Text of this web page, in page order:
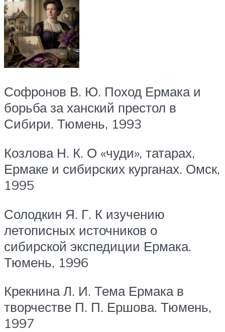
Софронов В. Ю. Поход Ермака и
борьба за ханский престол в
Сибири. Тюмень, 1993
Козлова Н. К. О «чуди», татарах,
Ермаке и сибирских курганах. Омск,
1995
Солодкин Я. Г. К изучению
летописных источников о
сибирской экспедиции Ермака.
Тюмень, 1996
Крекнина Л. И. Тема Ермака в
творчестве П. П. Ершова. Тюмень,
1997